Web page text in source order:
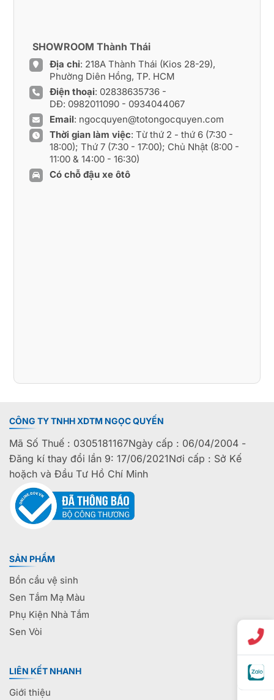
SHOWROOM Thành Thái
Địa chỉ: 218A Thành Thái (Kios 28-29),
Phường Diên Hồng, TP. HCM
Điện thoại: 02838635736 -
DĐ: 0982011090- 0934044067
Email: ngocquyen@totongocquyen.com
Thời gian làm việc: Từ thứ 2 - thứ 6 (7:30 -
18:00); Thứ 7 (7:30 - 17:00); Chủ Nhật (8:00 -
11:00 & 14:00 - 16:30)
Có chỗ đậu xe ôtô
CÔNG TY TNHH XDTM NGỌC QUYẾN
Mã Số Thuế : 0305181167Ngày cấp : 06/04/2004 -
Đăng kí thay đổi lần 9: 17/06/2021Nơi cấp : Sở Kế
hoặch và Đầu Tư Hồ Chí Minh
SẢN PHẨM
Bồn cầu vệ sinh
Sen Tắm Mạ Màu
Phụ Kiện Nhà Tắm
Sen Vòi
LIÊN KẾT NHANH
Giới thiệu